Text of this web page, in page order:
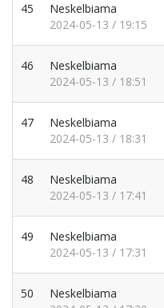
45
Neskelbiama
2024-05-13 / 19:15
46
Neskelbiama
2024-05-13 / 18:51
47
Neskelbiama
2024-05-13 / 18:31
48
Neskelbiama
2024-05-13 / 17:41
49
Neskelbiama
2024-05-13 / 17:31
50
Neskelbiama